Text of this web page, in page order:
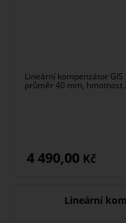
Lineární kompenzátor
průměr 40 mm, hmotnost
4 490,00 Kč
Lineární